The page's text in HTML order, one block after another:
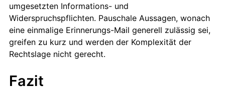
umgesetzten Informations- und
Widerspruchspflichten. Pauschale Aussagen, wonach
eine einmalige Erinnerungs-Mail generell zulässig sei,
greifen zu kurz und werden der Komplexität der
Rechtslage nicht gerecht.
Fazit